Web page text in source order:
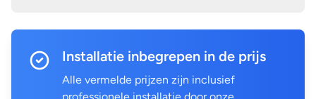
Installatie inbegrepen in de prijs
Alle vermelde prijzen zijn inclusief